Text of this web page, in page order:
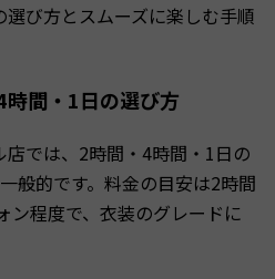
び方とスムーズに楽しむ手順
間・1日の選び方
では、2時間・4時間・1日の
般的です。料金の目安は2時間
ン程度で、衣装のグレードに